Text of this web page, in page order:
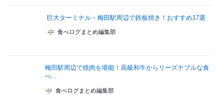
巨大ターミナル・梅田駅周辺で鉄板焼き！おすすめ17選
食べログまとめ編集部
梅田駅周辺で焼肉を堪能！高級和牛からリーズナブルな食
べ...
食べログまとめ編集部